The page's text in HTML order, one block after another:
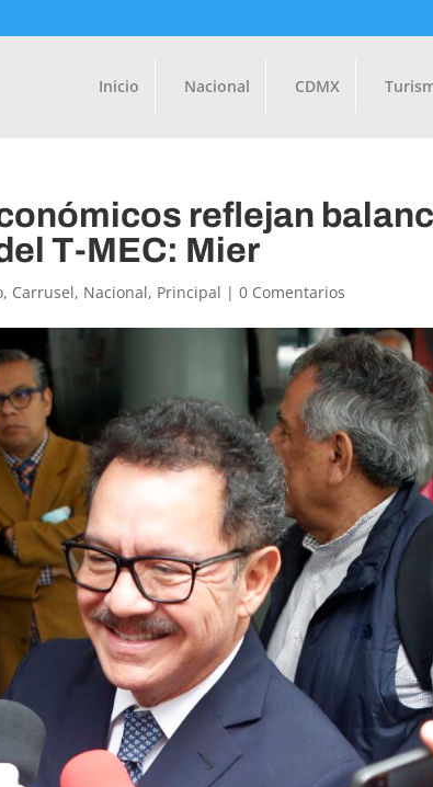
Inicio Nacional CDMX
reflejan
T-MEC: Mier
, Carrusel, Nacional, Principal |0 Comentarios